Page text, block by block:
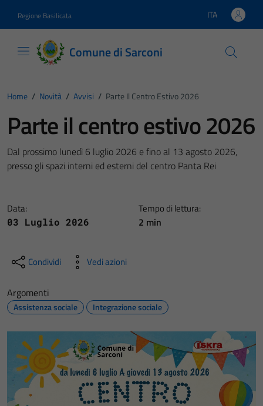
Regione Basilicata Lingua attiva:
ITA
Comune di Sarconi
Home / Novità / Avvisi / Parte Il Centro Estivo 2026
Parte il centro estivo 2026
Dal prossimo lunedì 6 luglio 2026 e fino al 13 agosto 2026,
presso gli spazi interni ed esterni del centro Panta Rei
Data:
03 Luglio 2026
Tempo di lettura:
2 min
Condividi Vedi azioni
Argomenti
Assistenza sociale Integrazione sociale